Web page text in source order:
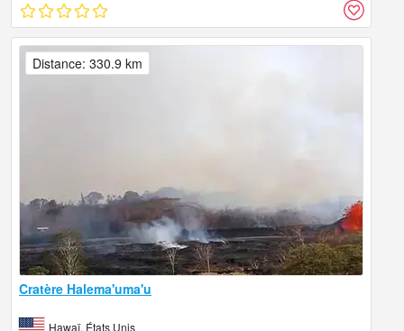
Cratère Halema'uma'u
Hawaï, États Unis
Distance: 330.9 km